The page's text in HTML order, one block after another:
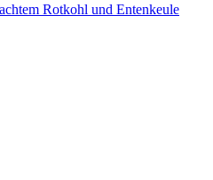
Rotkohl und Entenkeule